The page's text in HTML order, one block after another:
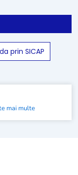
mai multe
prin SICAP